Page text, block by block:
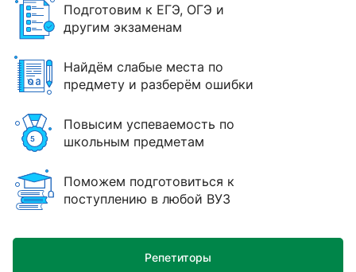
Подготовим к ЕГЭ, ОГЭ и
другим экзаменам
Найдём слабые места по
предмету и разберём ошибки
Повысим успеваемость по
школьным предметам
Поможем подготовиться к
поступлению в любой ВУЗ
Репетиторы